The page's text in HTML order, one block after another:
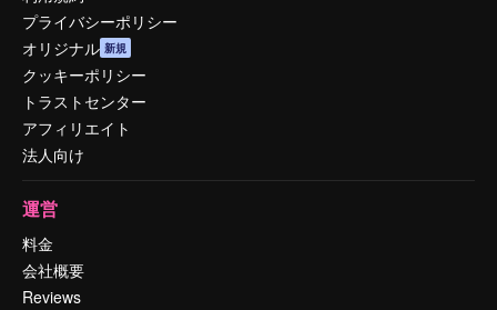
プライバシーポリシー
オリジナル 新規
クッキーポリシー
トラストセンター
アフィリエイト
法人向け
運営
料金
会社概要
Reviews